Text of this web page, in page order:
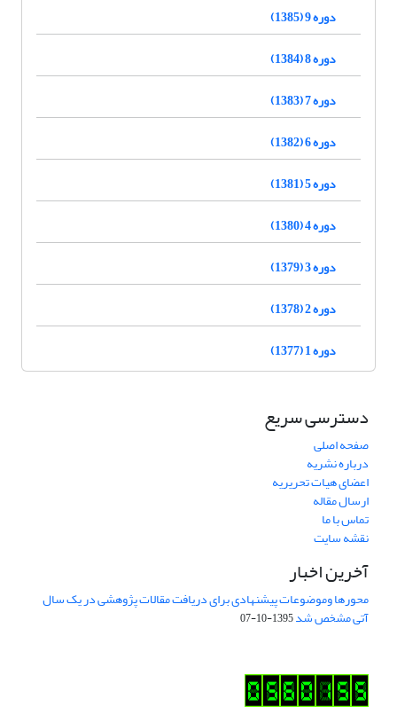
دوره 9 (1385)
دوره 8 (1384)
دوره 7 (1383)
دوره 6 (1382)
دوره 5 (1381)
دوره 4 (1380)
دوره 3 (1379)
دوره 2 (1378)
دوره 1 (1377)
دسترسی سریع
صفحه اصلی
درباره نشریه
اعضای هیات تحریریه
ارسال مقاله
تماس با ما
نقشه سایت
آخرین اخبار
محورها وموضوعات پیشنهادی برای دریافت مقالات پژوهشی در یک سال
آتی مشخص شد1395-10-07